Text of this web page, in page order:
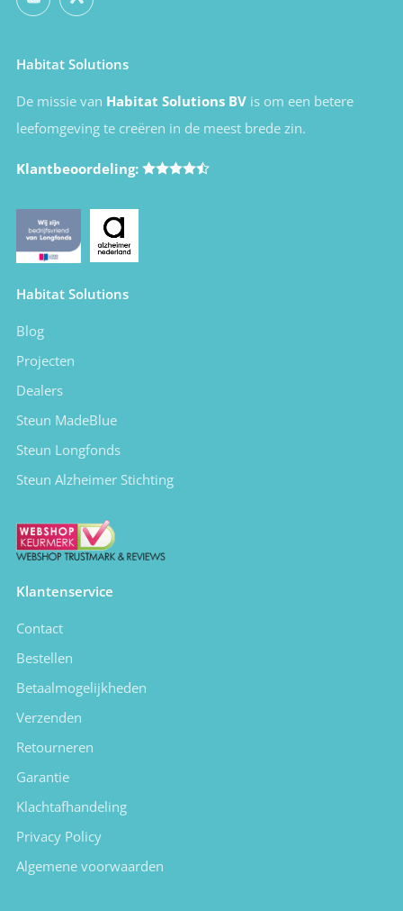
Habitat Solutions
De missie van Habitat Solutions BV is om een betere
leefomgeving te creëren in de meest brede zin.
Klantbeoordeling:
Habitat Solutions
Blog
Projecten
Dealers
Steun MadeBlue
Steun Longfonds
Steun Alzheimer Stichting
Klantenservice
Contact
Bestellen
Betaalmogelijkheden
Verzenden
Retourneren
Garantie
Klachtafhandeling
Privacy Policy
Algemene voorwaarden